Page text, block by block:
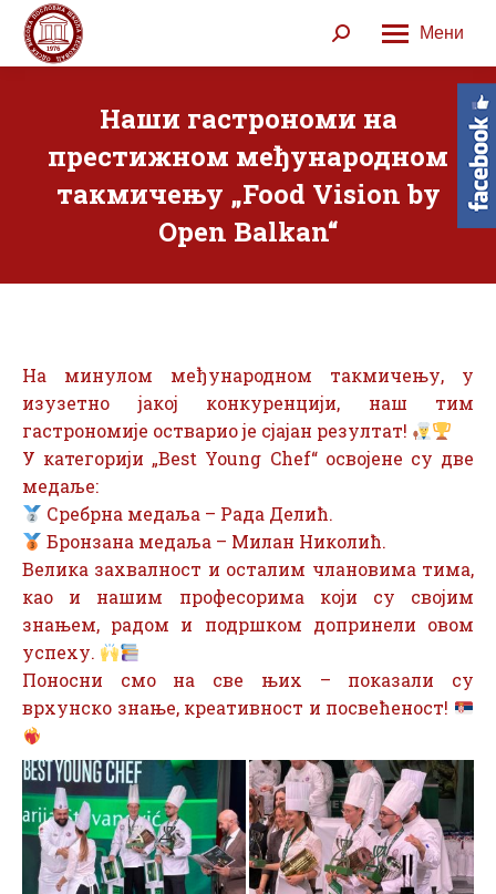
Мени
Search:
Наши гастрономи на
престижном међународном
такмичењу „Food Vision by
Open Balkan“
На минулом међународном такмичењу, у
изузетно јакој конкуренцији, наш тим
гастрономије остварио је сјајан резултат!
У категорији „Best Young Chef“ освојене су две
медаље:
Сребрна медаља – Рада Делић.
Бронзана медаља – Милан Николић.
Велика захвалност и осталим члановима тима,
као и нашим професорима који су својим
знањем, радом и подршком допринели овом
успеху.
Поносни смо на све њих – показали су
врхунско знање, креативност и посвећеност!